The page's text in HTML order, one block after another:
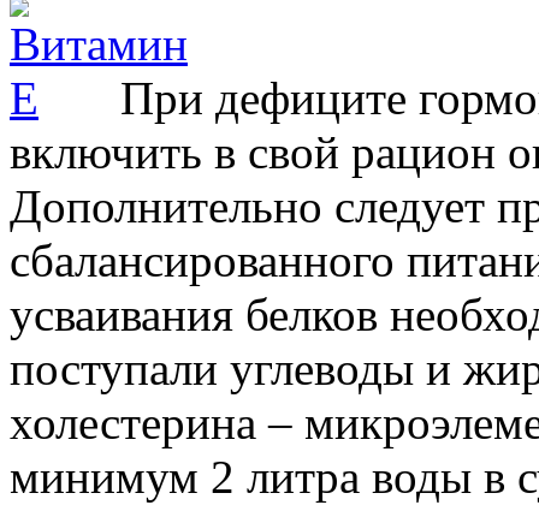
При дефиците
включить в свой рацион
Дополнительно следует
сбалансированного
усваивания белков
поступали углеводы и
холестерина –
минимум 2 литра воды в